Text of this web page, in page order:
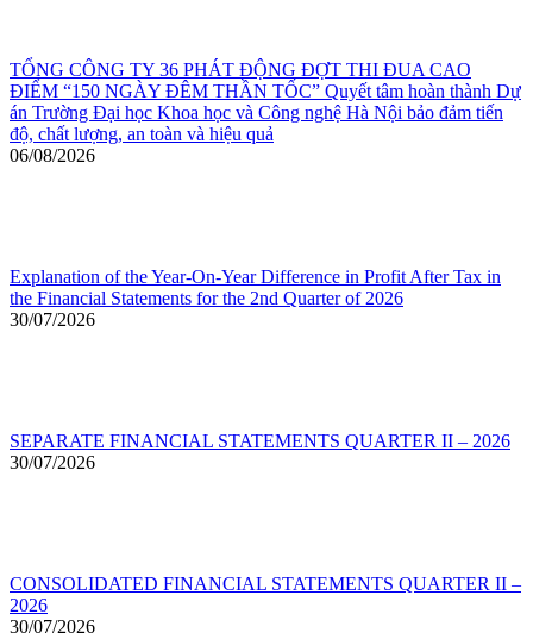
TỔNG CÔNG TY 36 PHÁT ĐỘNG ĐỢT THI ĐUA CAO
ĐIỂM “150 NGÀY ĐÊM THẦN TỐC” Quyết tâm hoàn thành Dự
án Trường Đại học Khoa học và Công nghệ Hà Nội bảo đảm tiến
độ, chất lượng, an toàn và hiệu quả
06/08/2026
Explanation of the Year-On-Year Difference in Profit After Tax in
the Financial Statements for the 2nd Quarter of 2026
30/07/2026
SEPARATE FINANCIAL STATEMENTS QUARTER II – 2026
30/07/2026
CONSOLIDATED FINANCIAL STATEMENTS QUARTER II –
2026
30/07/2026